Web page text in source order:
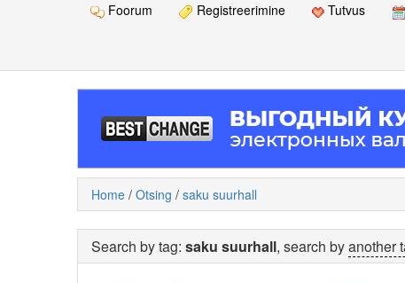
Foorum Registreerimine Tutvus
Home / Otsing / saku suurhall
Search by tag: saku suurhall, search byanother